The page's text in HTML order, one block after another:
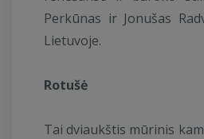
Perkūnas ir Jonušas
Lietuvoje.
Rotušė
Tai dviaukštis mūrinis